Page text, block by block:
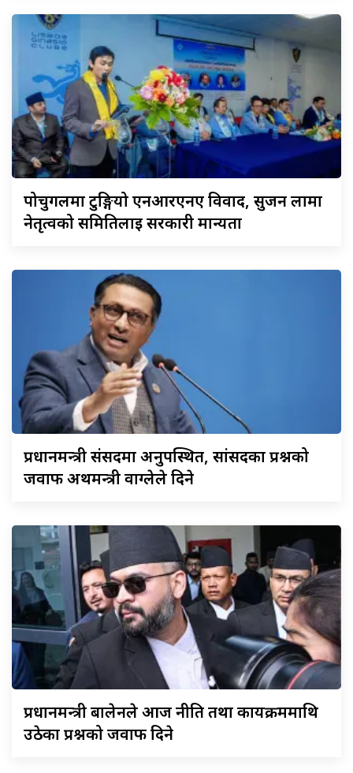
पोर्चुगलमाटुङ्गियो एनआरएनए विवाद, सुजन लामा
नेतृत्वको समितिलाई सरकारी मान्यता
प्रधानमन्त्रीसंसदमा अनुपस्थित, सांसदका प्रश्नको
जवाफ अर्थमन्त्री वाग्लेले दिने
प्रधानमन्त्रीबालेनले आज नीति तथा कार्यक्रममाथि
उठेका प्रश्नको जवाफ दिने